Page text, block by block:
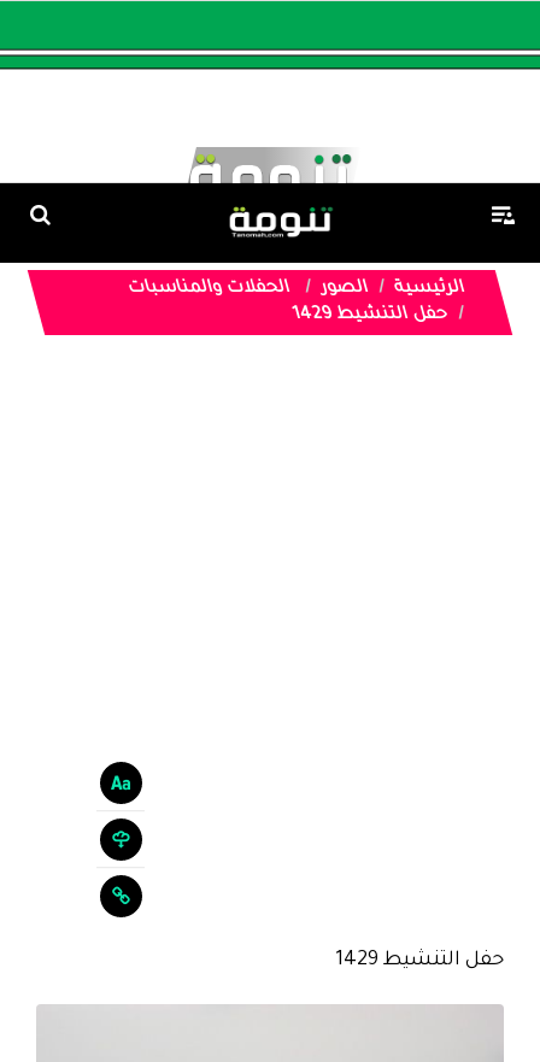
الرئيسية الصور
الحفلات والمناسبات
حفل التنشيط 1429
حفل التنشيط 1429